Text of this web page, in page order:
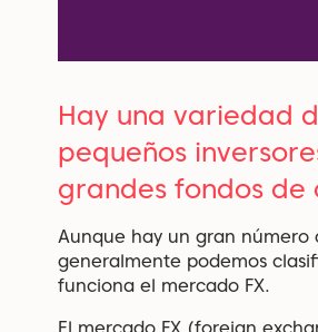
Hay una variedad
pequeños
grandes fondos
Aunque hay un gran
generalmente podemos
funciona el mercado FX.